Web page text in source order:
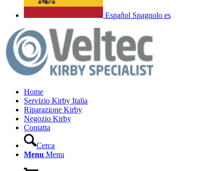
Español Spagnolo es
Home
Servizio Kirby Italia
Riparazione Kirby
Negozio Kirby
Contatta
Cerca
Menu Menu